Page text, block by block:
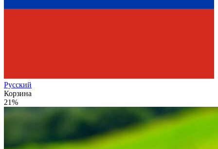
Русский
Корзина
21%